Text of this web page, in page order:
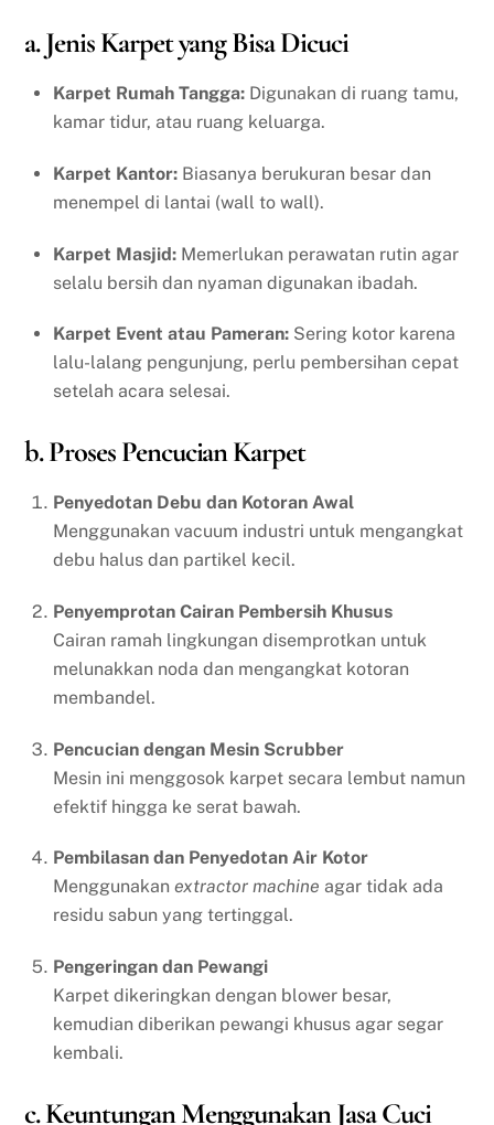
a. Jenis Karpet yang Bisa Dicuci
Karpet Rumah Tangga: Digunakan di ruang tamu,
kamar tidur, atau ruang keluarga.
Karpet Kantor: Biasanya berukuran besar dan
menempel di lantai (wall to wall).
Karpet Masjid: Memerlukan perawatan rutin agar
selalu bersih dan nyaman digunakan ibadah.
Karpet Event atau Pameran: Sering kotor karena
lalu-lalang pengunjung, perlu pembersihan cepat
setelah acara selesai.
b. Proses Pencucian Karpet
Penyedotan Debu dan Kotoran Awal
Menggunakan vacuum industri untuk mengangkat
debu halus dan partikel kecil.
Penyemprotan Cairan Pembersih Khusus
Cairan ramah lingkungan disemprotkan untuk
melunakkan noda dan mengangkat kotoran
membandel.
Pencucian dengan Mesin Scrubber
Mesin ini menggosok karpet secara lembut namun
efektif hingga ke serat bawah.
Pembilasan dan Penyedotan Air Kotor
Menggunakan extractor machine agar tidak ada
residu sabun yang tertinggal.
Pengeringan dan Pewangi
Karpet dikeringkan dengan blower besar,
kemudian diberikan pewangi khusus agar segar
kembali.
c. Keuntungan Menggunakan Jasa Cuci